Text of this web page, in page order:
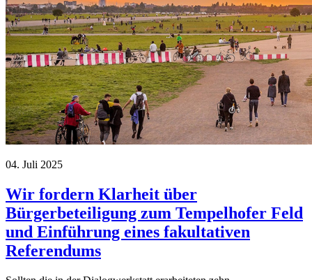
04. Juli 2025
Wir fordern Klarheit über
Bürgerbeteiligung zum Tempelhofer Feld
und Einführung eines fakultativen
Referendums